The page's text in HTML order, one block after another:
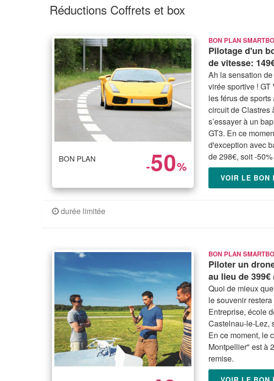
Réductions Coffrets et box
BON PLAN -50%
BON PLAN
Pilotage d'un
de vitesse:
Ah la sensation
virée sportive !
les férus de
circuit de Clastres
s’essayer à un
GT3. En ce
d'exception avec
de 298€, soit -50%
VOIR LE
durée limitée
BON PLAN
Piloter un
au lieu de 399€
Quoi de mieux
le souvenir
Entreprise, école
Castelnau-le-Lez,
En ce moment, le
Montpellier" est à
remise.